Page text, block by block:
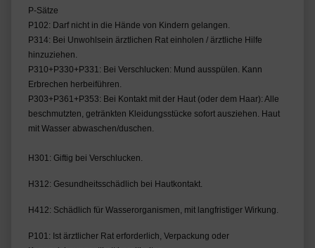
P-Sätze
P102: Darf nicht in die Hände von Kindern gelangen.
P314: Bei Unwohlsein ärztlichen Rat einholen / ärztliche Hilfe
hinzuziehen.
P310+P330+P331: Bei Verschlucken: Mund ausspülen. Kann
Erbrechen herbeiführen.
P303+P361+P353: Bei Kontakt mit der Haut (oder dem Haar): Alle
beschmutzten, getränkten Kleidungsstücke sofort ausziehen. Haut
mit Wasser abwaschen/duschen.
H301: Giftig bei Verschlucken.
H312: Gesundheitsschädlich bei Hautkontakt.
H412: Schädlich für Wasserorganismen, mit langfristiger Wirkung.
P101: Ist ärztlicher Rat erforderlich, Verpackung oder